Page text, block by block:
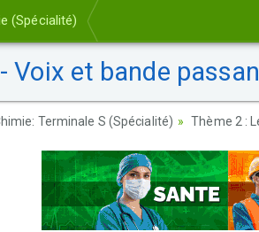
(Spécialité)
Voix et bande
Terminale S (Spécialité) Thème 2 :